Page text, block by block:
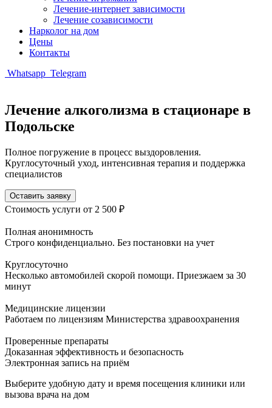
Лечение-интернет зависимости
Лечение созависимости
Нарколог на дом
Цены
Контакты
Whatsapp Telegram
Лечение алкоголизма в стационаре в
Подольске
Полное погружение в процесс выздоровления.
Круглосуточный уход, интенсивная терапия и поддержка
специалистов
Оставить заявку
Стоимость услуги от 2 500 ₽
Полная анонимность
Строго конфиденциально. Без постановки на учет
Круглосуточно
Несколько автомобилей скорой помощи. Приезжаем за 30
минут
Медицинские лицензии
Работаем по лицензиям Министерства здравоохранения
Проверенные препараты
Доказанная эффективность и безопасность
Электронная запись на приём
Выберите удобную дату и время посещения клиники или
вызова врача на дом